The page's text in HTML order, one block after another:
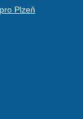
Plzeň